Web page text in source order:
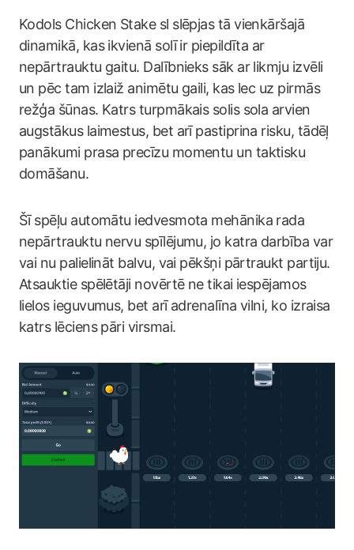
Kodols Chicken Stake sl slēpjas tā vienkāršajā
dinamikā, kas ikvienā solī ir piepildīta ar
nepārtrauktu gaitu. Dalībnieks sāk ar likmju izvēli
un pēc tam izlaiž animētu gaili, kas lec uz pirmās
režģa šūnas. Katrs turpmākais solis sola arvien
augstākus laimestus, bet arī pastiprina risku, tādēļ
panākumi prasa precīzu momentu un taktisku
domāšanu.
Šī spēļu automātu iedvesmota mehānika rada
nepārtrauktu nervu spīlējumu, jo katra darbība var
vai nu palielināt balvu, vai pēkšņi pārtraukt partiju.
Atsauktie spēlētāji novērtē ne tikai iespējamos
lielos ieguvumus, bet arī adrenalīna vilni, ko izraisa
katrs lēciens pāri virsmai.